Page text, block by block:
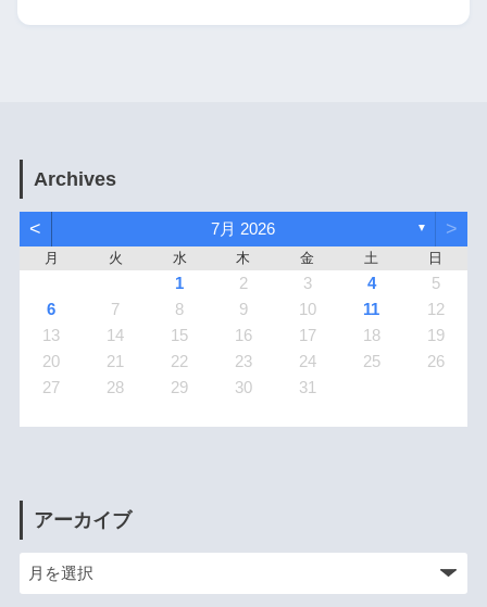
Archives
< 7月 2026 ▼ >
月 火 水 木 金 土 日
1 2 3 4
5
6
7 8 9 10 11
12
13
14 15 16 17 18
19
20
21 22 23 24 25
26
27
28 29 30 31
アーカイブ